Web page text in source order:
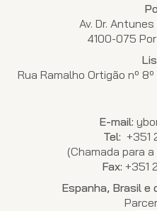
Av. Dr.
4100-075
Rua Ramalho Ortigão nº
E-mail:
Tel: +351
(Chamada para
Fax: +351
Espanha, Brasil